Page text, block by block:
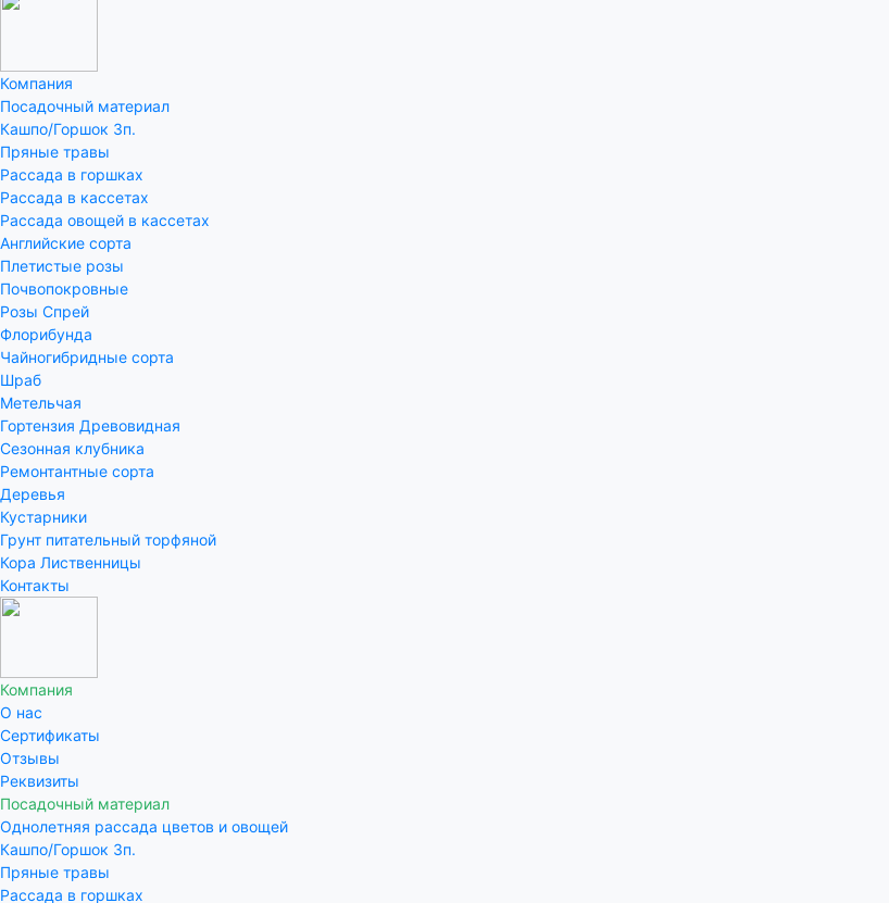
Компания
Посадочный материал
Кашпо/Горшок 3п.
Пряные травы
Рассада в горшках
Рассада в кассетах
Рассада овощей в кассетах
Английские сорта
Плетистые розы
Почвопокровные
Розы Спрей
Флорибунда
Чайногибридные сорта
Шраб
Метельчая
Гортензия Древовидная
Сезонная клубника
Ремонтантные сорта
Деревья
Кустарники
Грунт питательный торфяной
Кора Лиственницы
Контакты
Компания
О нас
Сертификаты
Отзывы
Реквизиты
Посадочный материал
Однолетняя рассада цветов и овощей
Кашпо/Горшок 3п.
Пряные травы
Рассада в горшках